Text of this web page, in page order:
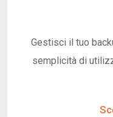
Gestisci il tuo
semplicità di